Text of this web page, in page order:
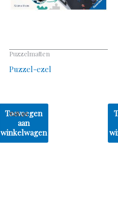
Toevoegen
aan
winkelwagen
Puzzelmatten
Puzzel-ezel
€18,95